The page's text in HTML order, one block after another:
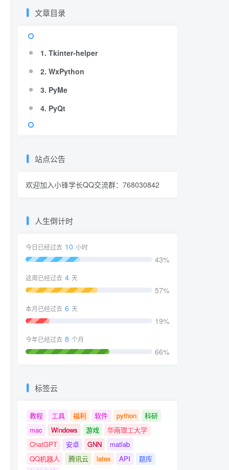
文章目录
1. Tkinter-helper
2. WxPython
3. PyMe
4. PyQt
站点公告
欢迎加入小锋学长QQ交流群： 768030842
人生倒计时
今日已经过去 10 小时
43%
这周已经过去 4 天
57%
本月已经过去 6 天
19%
今年已经过去 8 个月
66%
标签云
教程 工具 福利 软件 python
科研
mac
Windows 游戏
华南理工大学
ChatGPT
安卓 GNN
matlab
QQ机器人
腾讯云 latex API
题库